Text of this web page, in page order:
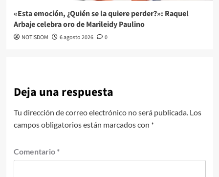
«Esta emoción, ¿Quién se la quiere perder?»: Raquel
Arbaje celebra oro de Marileidy Paulino
NOTISDOM 6 agosto 2026 0
Deja una respuesta
Tu dirección de correo electrónico no será publicada. Los
campos obligatorios están marcados con *
Comentario *